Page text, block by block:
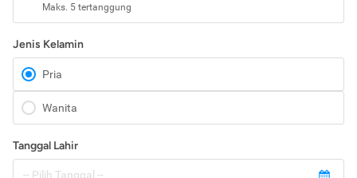
Maks. 5 tertanggung
Jenis Kelamin
Pria
Wanita
Tanggal Lahir